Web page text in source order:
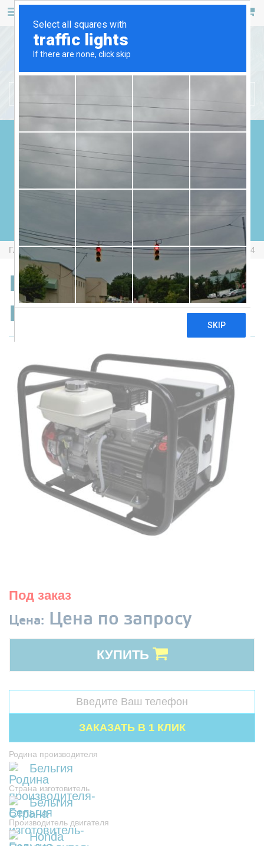
БЕНЗИНОВЫЕ ГЕНЕРАТОРЫ
ДИЗЕЛЬНЫЕ ГЕНЕРАТОРЫ
ГАЗОВЫЕ ГЕНЕРАТОРЫ
СВАРОЧНЫЕ ГЕНЕРАТОРЫ
Главная Бензиновые Генераторы Europower EP3500-IP54
Europower EP3500-
IP54
Под заказ
Цена: Цена по запросу
КУПИТЬ
Родина производителя
Бельгия
Страна изготовитель
Бельгия
Производитель двигателя
Honda